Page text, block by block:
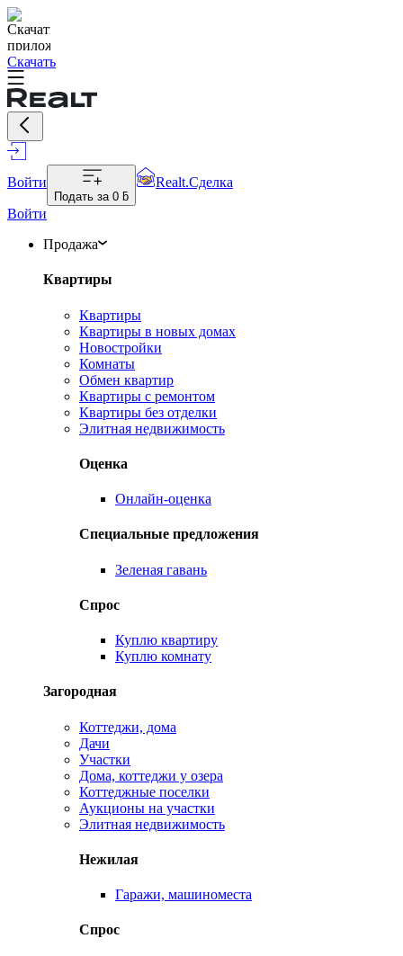
Скачать
Войти
Подать за 0 ƃ
Realt.Сделка
Войти
Продажа
Квартиры
Квартиры
Квартиры в новых домах
Новостройки
Комнаты
Обмен квартир
Квартиры с ремонтом
Квартиры без отделки
Элитная недвижимость
Оценка
Онлайн-оценка
Специальные предложения
Зеленая гавань
Спрос
Куплю квартиру
Куплю комнату
Загородная
Коттеджи, дома
Дачи
Участки
Дома, коттеджи у озера
Коттеджные поселки
Аукционы на участки
Элитная недвижимость
Нежилая
Гаражи, машиноместа
Спрос